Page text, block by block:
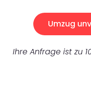
Umzug
Ihre Anfrage ist zu